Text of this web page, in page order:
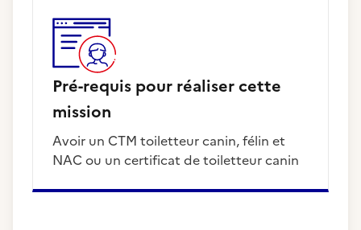
Pré-requis pour réaliser cette
mission
Avoir un CTM toiletteur canin, félin et
NAC ou un certificat de toiletteur canin